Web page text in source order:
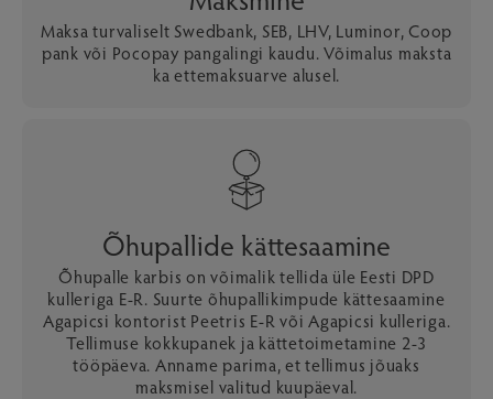
Maksa turvaliselt Swedbank, SEB, LHV, Luminor, Coop
pank või Pocopay pangalingi kaudu. Võimalus maksta
ka ettemaksuarve alusel.
Õhupallide kättesaamine
Õhupalle karbis on võimalik tellida üle Eesti DPD
kulleriga E-R. Suurte õhupallikimpude kättesaamine
Agapicsi kontorist Peetris E-R või Agapicsi kulleriga.
Tellimuse kokkupanek ja kättetoimetamine 2-3
tööpäeva. Anname parima, et tellimus jõuaks
maksmisel valitud kuupäeval.